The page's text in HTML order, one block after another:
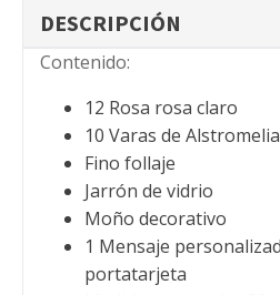
DESCRIPCIÓN
Contenido:
12 Rosa rosa claro
10 Varas de
Fino follaje
Jarrón de vidrio
Moño decorativo
1 Mensaje
portatarjeta